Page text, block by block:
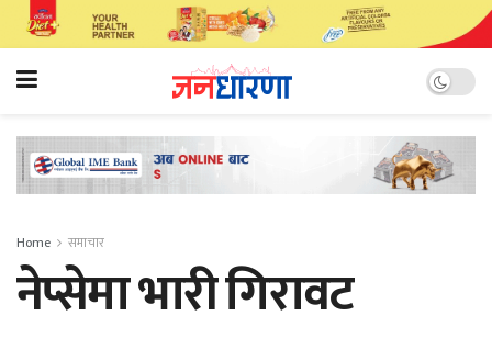
Home समाचार
नेप्सेमा भारी गिरावट